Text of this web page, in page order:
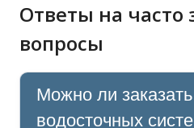
Ответы на часто
вопросы
Можно ли
водосточных